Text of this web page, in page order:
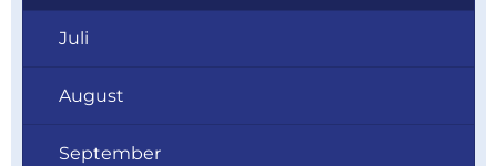
Juli
August
September